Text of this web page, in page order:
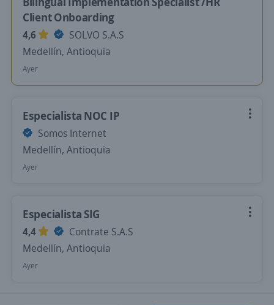
Client Onboarding
4,6
SOLVO S.A.S
Medellín, Antioquia
Ayer
Especialista NOC IP
Somos Internet
Medellín, Antioquia
Ayer
Especialista SIG
4,4
Contrate S.A.S
Medellín, Antioquia
Ayer